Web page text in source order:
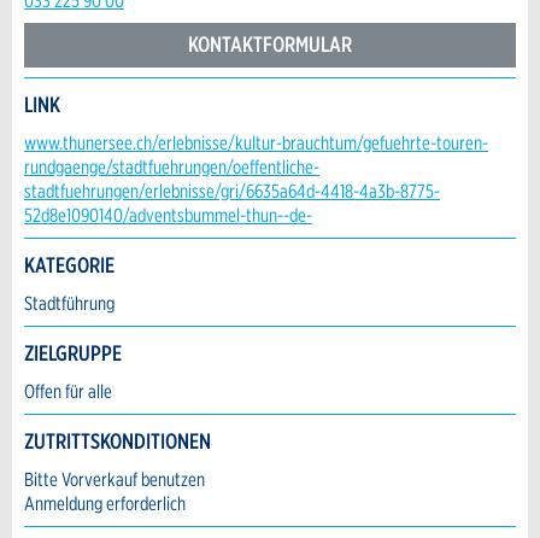
* Pflichtfeld
Information: Zur Qualitätssicherung wird eine
Kopie der E-Mail an guidle gesendet.
This site is protected by reCAPTCHA and the Google
Privacy PolicyandTerms of Serviceapply.
SCHLIESSEN
KONTAKTFORMULAR
Kontakt
Verfassen Sie eine Nachricht für die Kontaktpersonen dieser
Anzeige.
Adresse
LINK
www.thunersee.ch/erlebnisse/kultur-brauchtum/gefuehrte-touren-
rundgaenge/stadtfuehrungen/oeffentliche-
stadtfuehrungen/erlebnisse/gri/6635a64d-4418-4a3b-8775-
52d8e1090140/adventsbummel-thun--de-
KATEGORIE
Stadtführung
ZIELGRUPPE
Offen für alle
ZUTRITTSKONDITIONEN
Bitte Vorverkauf benutzen
Anmeldung erforderlich